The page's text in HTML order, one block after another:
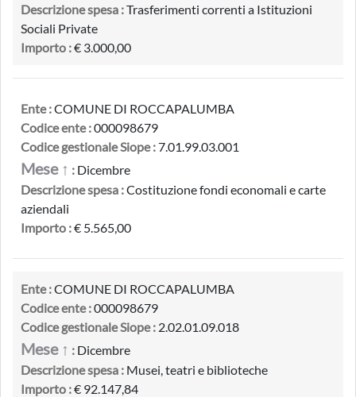
Descrizione spesa :Trasferimenti correnti a Istituzioni
Sociali Private
Importo :€ 3.000,00
Ente :COMUNE DI ROCCAPALUMBA
Codice ente :000098679
Codice gestionale Siope :7.01.99.03.001
Mese ↑ : Dicembre
Descrizione spesa :Costituzione fondi economali e carte
aziendali
Importo :€ 5.565,00
Ente :COMUNE DI ROCCAPALUMBA
Codice ente :000098679
Codice gestionale Siope : 2.02.01.09.018
Mese ↑ : Dicembre
Descrizione spesa : Musei, teatri e biblioteche
Importo :€ 92.147,84